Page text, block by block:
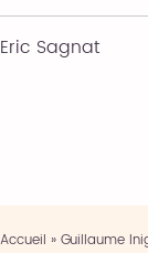
Eric Sagnat
Accueil » Guillaume